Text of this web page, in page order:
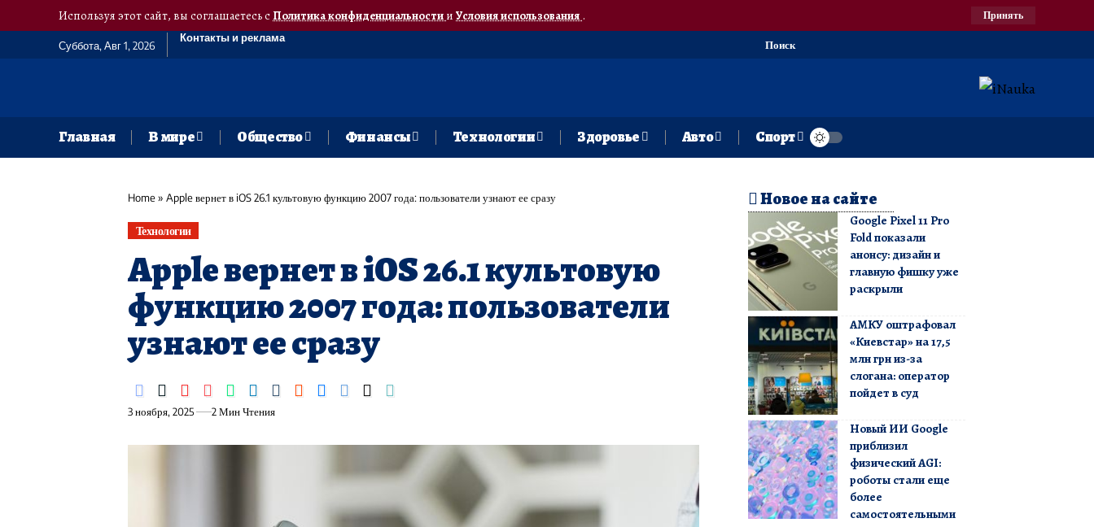
Используя этот сайт, вы соглашаетесь сПолитика конфиденциальностии Условия использования. Принять
Суббота, Авг 1, 2026
Контакты и реклама
Поиск
Главная В мире Общество Финансы Технологии Здоровье Авто Спорт
Home» Apple вернет в iOS 26.1 культовую функцию 2007 года: пользователи узнают ее сразу
Технологии
Apple вернет в iOS 26.1 культовую
функцию 2007 года: пользователи
узнают ее сразу
3 ноября, 2025 2 Мин Чтения
Новое на сайте
Google Pixel 11 Pro
Fold показали
анонсу: дизайн и
главную фишку уже
раскрыли
АМКУ оштрафовал
«Киевстар» на 17,5
млн грн из-за
слогана: оператор
пойдет в суд
Новый ИИ Google
приблизил
физический AGI:
роботы стали еще
более
самостоятельными